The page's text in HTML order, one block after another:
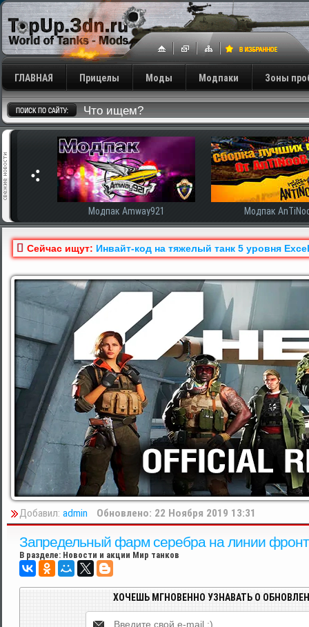
ГЛАВНАЯ Прицелы Моды Модпаки Зоны
Модпак Amway921 Модпак
Сейчас ищут: Инвайт-код на тяжелый танк 5 уровня
Добавил: admin Обновлено: 22 Ноября 2019 13:31
Запредельный фарм серебра на линии
В разделе: Новости и акции Мир танков
ХОЧЕШЬ МГНОВЕННО УЗНАВАТЬ О